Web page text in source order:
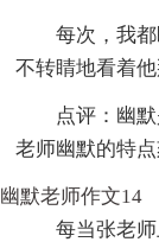
每次，我
不转睛地看着他
点评：幽
老师幽默的特点
幽默老师作文14
每当张老